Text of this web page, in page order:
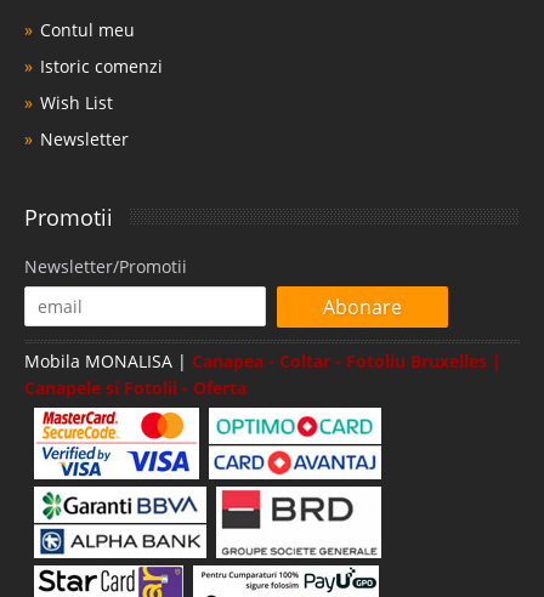
Contul meu
Istoric comenzi
Wish List
Newsletter
Promotii
Newsletter/Promotii
Abonare
Mobila MONALISA | Canapea - Coltar - Fotoliu Bruxelles |
Canapele si Fotolii - Oferta